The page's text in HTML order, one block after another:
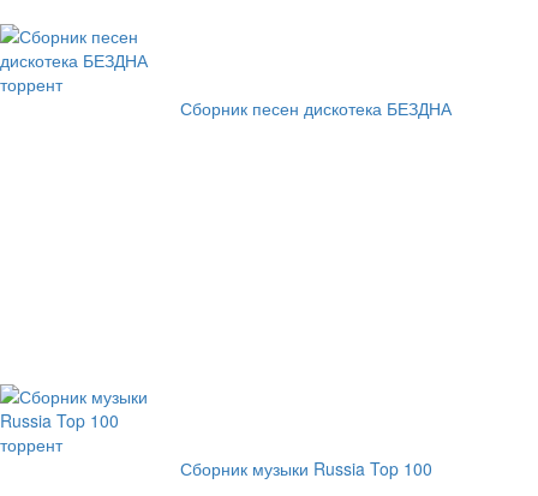
Сборник песен дискотека БЕЗДНА
Сборник музыки Russia Top 100